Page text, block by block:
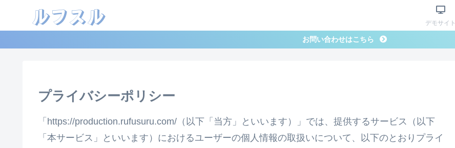
ルフスル デモサイト
お問い合わせはこちら
プライバシーポリシー
「https://production.rufusuru.com/（以下「当方」といいます）」では、提供するサービス（以下
「本サービス」といいます）におけるユーザーの個人情報の取扱いについて、以下のとおりプライ